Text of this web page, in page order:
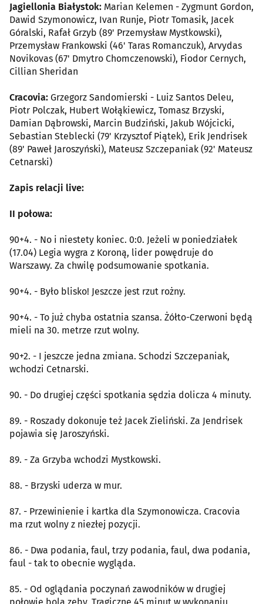
Jagiellonia Białystok: Marian Kelemen - Zygmunt Gordon,
Dawid Szymonowicz, Ivan Runje, Piotr Tomasik, Jacek
Góralski, Rafał Grzyb (89' Przemysław Mystkowski),
Przemysław Frankowski (46' Taras Romanczuk), Arvydas
Novikovas (67' Dmytro Chomczenowski), Fiodor Cernych,
Cillian Sheridan
Cracovia: Grzegorz Sandomierski - Luiz Santos Deleu,
Piotr Polczak, Hubert Wołąkiewicz, Tomasz Brzyski,
Damian Dąbrowski, Marcin Budziński, Jakub Wójcicki,
Sebastian Steblecki (79' Krzysztof Piątek), Erik Jendrisek
(89' Paweł Jaroszyński), Mateusz Szczepaniak (92' Mateusz
Cetnarski)
Zapis relacji live:
II połowa:
90+4. - No i niestety koniec. 0:0. Jeżeli w poniedziałek
(17.04) Legia wygra z Koroną, lider powędruje do
Warszawy. Za chwilę podsumowanie spotkania.
90+4. - Było blisko! Jeszcze jest rzut rożny.
90+4. - To już chyba ostatnia szansa. Żółto-Czerwoni będą
mieli na 30. metrze rzut wolny.
90+2. - I jeszcze jedna zmiana. Schodzi Szczepaniak,
wchodzi Cetnarski.
90. - Do drugiej części spotkania sędzia dolicza 4 minuty.
89. - Roszady dokonuje też Jacek Zieliński. Za Jendrisek
pojawia się Jaroszyński.
89. - Za Grzyba wchodzi Mystkowski.
88. - Brzyski uderza w mur.
87. - Przewinienie i kartka dla Szymonowicza. Cracovia
ma rzut wolny z niezłej pozycji.
86. - Dwa podania, faul, trzy podania, faul, dwa podania,
faul - tak to obecnie wygląda.
85. - Od oglądania poczynań zawodników w drugiej
połowie bolą zęby. Tragiczne 45 minut w wykonaniu